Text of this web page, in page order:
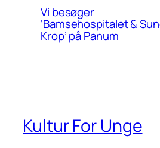
Vi besøger
‘Bamsehospitalet &
Krop’ på Panum
Kultur For Unge